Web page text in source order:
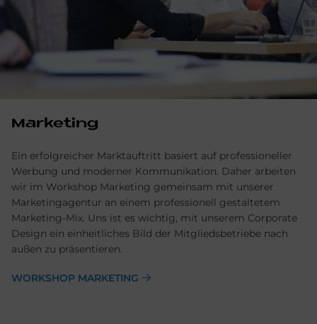
Marketing
Ein erfolgreicher Marktauftritt basiert auf professioneller
Werbung und moderner Kommunikation. Daher arbeiten
wir im Workshop Marketing gemeinsam mit unserer
Marketingagentur an einem professionell gestaltetem
Marketing-Mix. Uns ist es wichtig, mit unserem Corporate
Design ein einheitliches Bild der Mitgliedsbetriebe nach
außen zu präsentieren.
WORKSHOP MARKETING